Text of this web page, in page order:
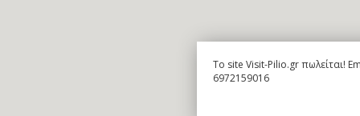
To site Visit-Pilio.gr πωλείται!
6972159016